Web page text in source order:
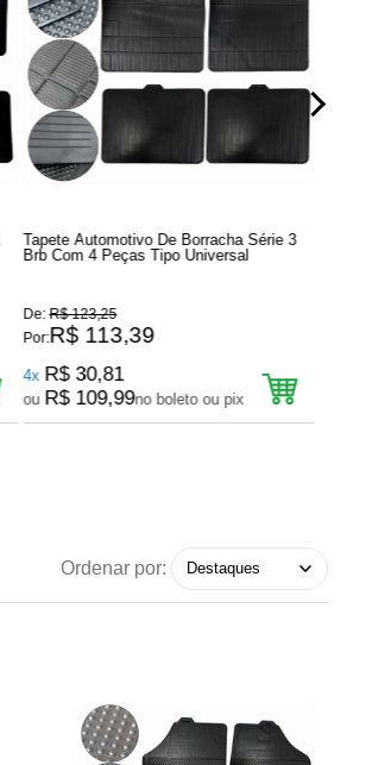
Tapete Automotivo De Borracha Série 3
Brb Com 4 Peças Tipo Universal
De:R$ 123,25
Por:R$ 113,39
4x R$ 30,81
ou R$ 109,99no boleto ou pix
Ordenar por: